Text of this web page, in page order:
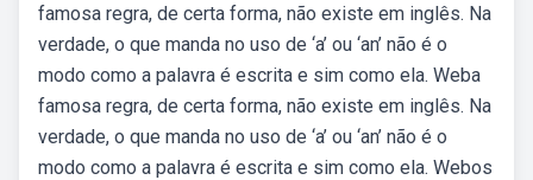
famosa regra, de certa forma, não existe em inglês. Na
verdade, o que manda no uso de ‘a’ ou ‘an’ não é o
modo como a palavra é escrita e sim como ela. Weba
famosa regra, de certa forma, não existe em inglês. Na
verdade, o que manda no uso de ‘a’ ou ‘an’ não é o
modo como a palavra é escrita e sim como ela. Webos